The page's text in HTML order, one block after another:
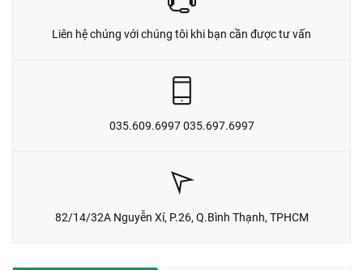
Liên hệ chúng với chúng tôi khi bạn cần được tư vấn
035.609.6997 035.697.6997
82/14/32A Nguyễn Xí, P.26, Q.Bình Thạnh, TPHCM